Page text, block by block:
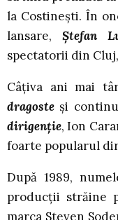
la Costineşti. În
lansare, Ştefan
spectatorii din Cluj,
Câţiva ani mai
dragoste şi
dirigenţie, Ion
foarte popularul
După 1989,
producţii străine
marca Steven